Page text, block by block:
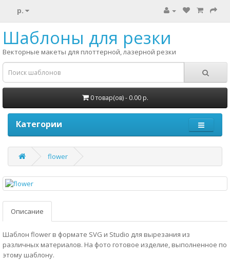
р.
Шаблоны для резки
Векторные макеты для плоттерной, лазерной резки
0 товар(ов) - 0.00 р.
Категории
flower
Описание
Шаблон flower в формате SVG и Studio для вырезания из
различных материалов. На фото готовое изделие, выполненное по
этому шаблону.